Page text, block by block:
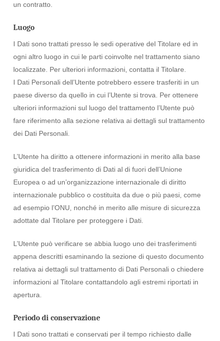
un contratto.
Luogo
I Dati sono trattati presso le sedi operative del Titolare ed in
ogni altro luogo in cui le parti coinvolte nel trattamento siano
localizzate. Per ulteriori informazioni, contatta il Titolare.
I Dati Personali dell’Utente potrebbero essere trasferiti in un
paese diverso da quello in cui l’Utente si trova. Per ottenere
ulteriori informazioni sul luogo del trattamento l’Utente può
fare riferimento alla sezione relativa ai dettagli sul trattamento
dei Dati Personali.
L’Utente ha diritto a ottenere informazioni in merito alla base
giuridica del trasferimento di Dati al di fuori dell’Unione
Europea o ad un’organizzazione internazionale di diritto
internazionale pubblico o costituita da due o più paesi, come
ad esempio l’ONU, nonché in merito alle misure di sicurezza
adottate dal Titolare per proteggere i Dati.
L’Utente può verificare se abbia luogo uno dei trasferimenti
appena descritti esaminando la sezione di questo documento
relativa ai dettagli sul trattamento di Dati Personali o chiedere
informazioni al Titolare contattandolo agli estremi riportati in
apertura.
Periodo di conservazione
I Dati sono trattati e conservati per il tempo richiesto dalle